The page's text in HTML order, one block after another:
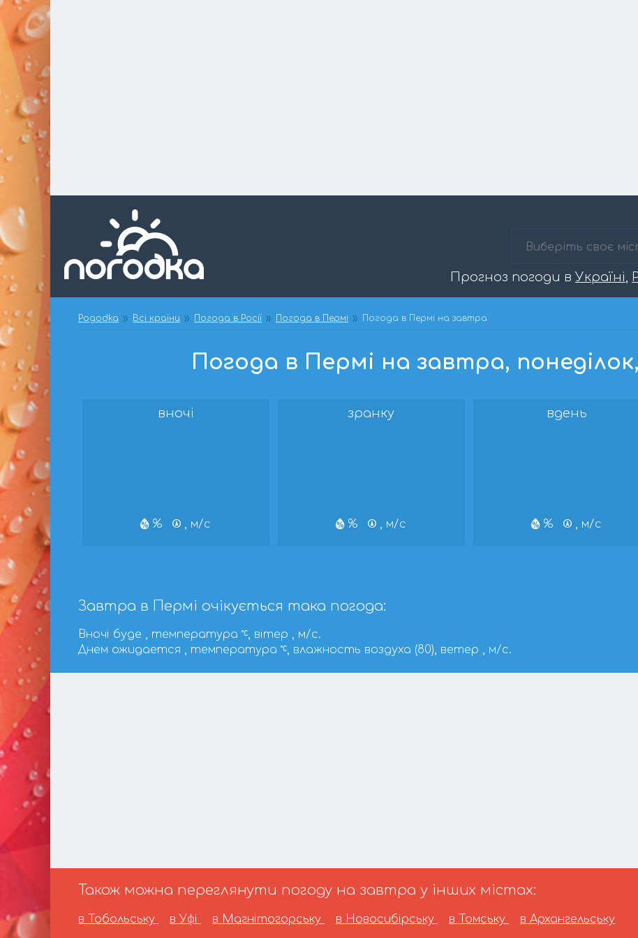
Прогноз погоди в Україні,
Pogodka Всі країни Погода в Росії Погода в Пермі Погода в Пермі на завтра
Погода в Пермі на завтра, понеділок,
вночі
% , м/с
зранку
% , м/с
вдень
% , м/с
Завтра в Пермі очікується така погода:
Вночі буде , температура
, вітер , м/с.
Днем ожидается , температура
, влажность воздуха (80), ветер , м/с.
Також можна переглянути погоду на завтра у інших містах:
в Тобольську в Уфі в Магнітогорську в Новосибірську в Томську в Архангельську